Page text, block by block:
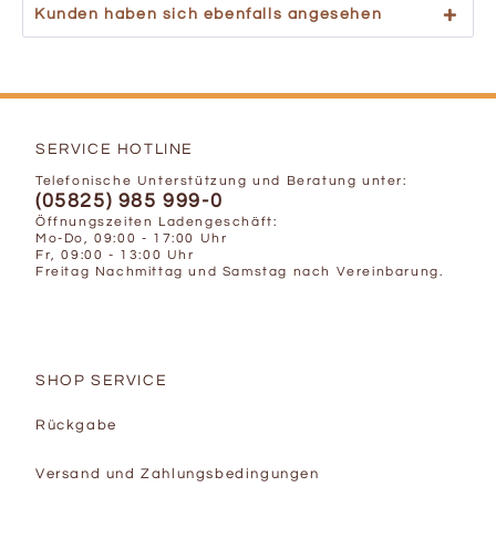
Kunden haben sich ebenfalls angesehen
SERVICE HOTLINE
Telefonische Unterstützung und Beratung unter:
(05825) 985 999-0
Öffnungszeiten Ladengeschäft:
Mo-Do, 09:00 - 17:00 Uhr
Fr, 09:00 - 13:00 Uhr
Freitag Nachmittag und Samstag nach Vereinbarung.
SHOP SERVICE
Rückgabe
Versand und Zahlungsbedingungen